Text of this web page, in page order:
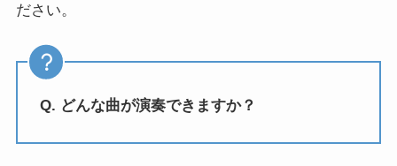
ださい。
Q. どんな曲が演奏できますか？